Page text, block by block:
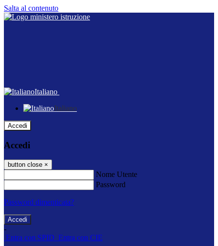
Salta al contenuto
Italiano
Italiano
Accedi
Accedi
button close ×
Nome Utente
Password
Password dimenticata?
-
Entra con SPID Entra con CIE